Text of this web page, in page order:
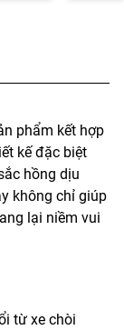
phẩm kết hợp
kế đặc biệt
hồng dịu
không chỉ giúp
lại niềm vui
từ xe chòi